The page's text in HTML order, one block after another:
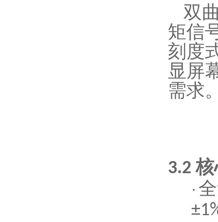
双
矩信
刻度
显屏
需求
3.2核
·